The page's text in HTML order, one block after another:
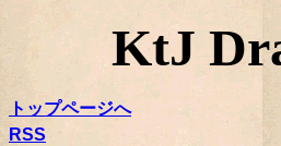
KtJ
トップページへ
RSS